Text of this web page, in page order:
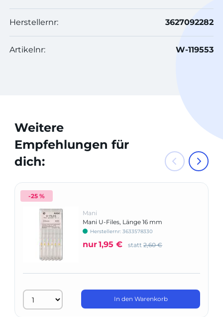
Herstellernr: 3627092282
Artikelnr: W-119553
Weitere
Empfehlungen für
dich:
-25 %
Mani
Mani U-Files, Länge 16 mm
Herstellernr: 3633578330
nur1,95 € statt 2,60 €
In den Warenkorb